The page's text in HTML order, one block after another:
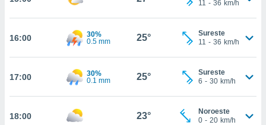
a la
todas
nos
y análisis
como
11 - 36 km/h
16:00
30%
0.5 mm
25°
Sureste
11 - 36 km/h
17:00
30%
0.1 mm
25°
Sureste
6 - 30 km/h
18:00 23°
Noroeste
0 - 20 km/h